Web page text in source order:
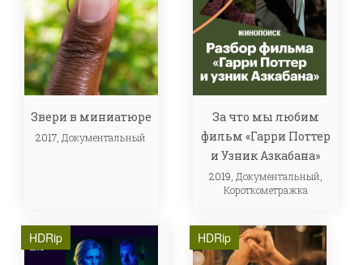
Звери в миниатюре
2017, Документальный
За что мы любим
фильм «Гарри Поттер
и Узник Азкабана»
2019, Документальный
Короткометражка
HDRip HDRip